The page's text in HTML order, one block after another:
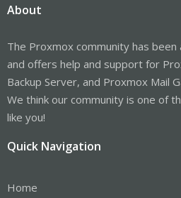
About
The Proxmox community has
and offers help and support for
Backup Server, and Proxmox Mail
We think our community is one of
like you!
Quick Navigation
Home